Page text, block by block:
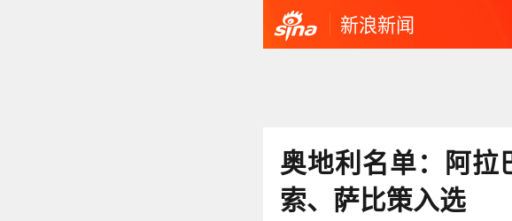
新浪新闻
奥地利名单：阿拉
索、萨比策入选